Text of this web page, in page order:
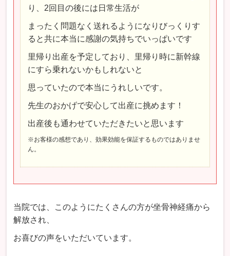
り、2回目の後には日常生活が
まったく問題なく送れるようになりびっくりす
ると共に本当に感謝の気持ちでいっぱいです
里帰り出産を予定しており、里帰り時に新幹線
にすら乗れないかもしれないと
思っていたので本当にうれしいです。
先生のおかげで安心して出産に挑めます！
出産後も通わせていただきたいと思います
※お客様の感想であり、効果効能を保証するものではありませ
ん。
当院では、このようにたくさんの方が坐骨神経痛から
解放され、
お喜びの声をいただいています。